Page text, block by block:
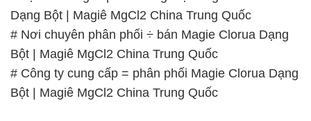
Bột | Magiê MgCl2 China Trung Quốc
📞PHÒNG KINH DOANH – CÔNG TY HÓA CHẤT
ĐẮC TRƯỜNG PHÁT🌐
🌐 Website: https://hoachattayrua.net/